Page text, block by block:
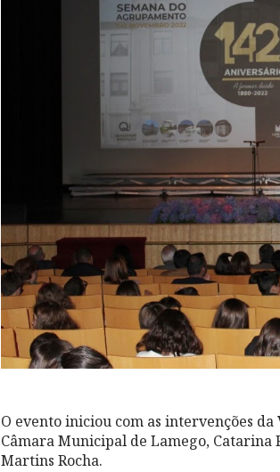
O evento iniciou com as intervenções
Câmara Municipal de Lamego,
Martins Rocha.